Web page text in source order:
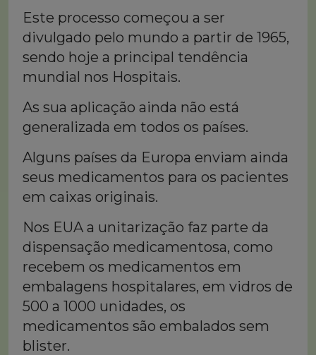
Este processo começou a ser
divulgado pelo mundo a partir de 1965,
sendo hoje a principal tendência
mundial nos Hospitais.
As sua aplicação ainda não está
generalizada em todos os países.
Alguns países da Europa enviam ainda
seus medicamentos para os pacientes
em caixas originais.
Nos EUA a unitarização faz parte da
dispensação medicamentosa, como
recebem os medicamentos em
embalagens hospitalares, em vidros de
500 a 1000 unidades, os
medicamentos são embalados sem
blister.